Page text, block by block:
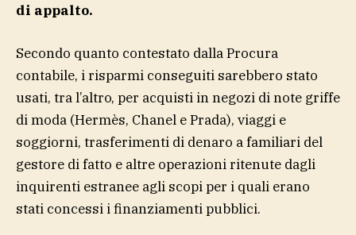
di appalto.
Secondo quanto contestato dalla Procura
contabile, i risparmi conseguiti sarebbero stato
usati, tra l’altro, per acquisti in negozi di note griffe
di moda (Hermès, Chanel e Prada), viaggi e
soggiorni, trasferimenti di denaro a familiari del
gestore di fatto e altre operazioni ritenute dagli
inquirenti estranee agli scopi per i quali erano
stati concessi i finanziamenti pubblici.